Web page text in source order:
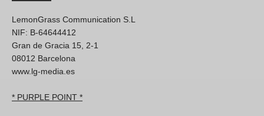
LemonGrass Communication S.L
NIF: B-64644412
Gran de Gracia 15, 2-1
08012 Barcelona
www.lg-media.es
* PURPLE POINT *